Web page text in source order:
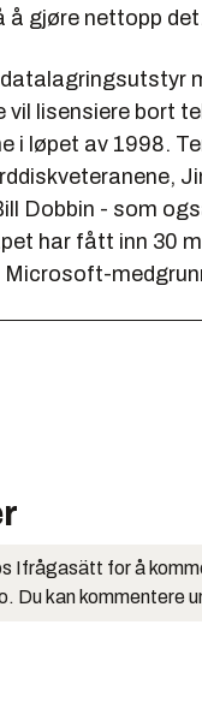
å gjøre nettopp
vil lisensiere bort
i løpet av 1998.
Dobbin - som
har fått inn 30
Ifrågasätt for å
Du kan kommentere